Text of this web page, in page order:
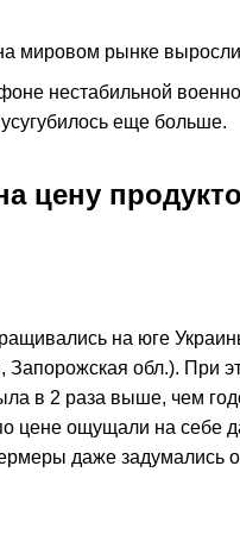
мировом рынке
нестабильной
еще больше.
цену
на юге
Запорожская обл.).
в 2 раза выше, чем
цене ощущали на себе
даже задумались